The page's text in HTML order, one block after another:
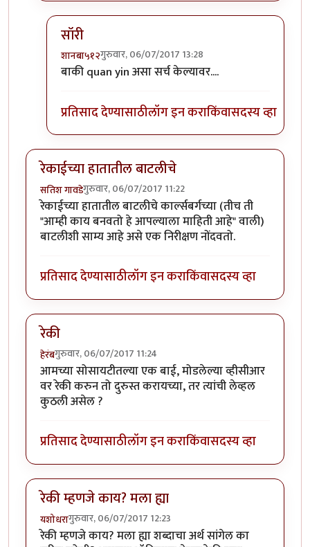
सॉरी
शानबा५१२गुरुवार, 06/07/2017 13:28
In reply toQuan Yin, the great goddess
बाकी quan yin असा सर्च केल्यावर....
प्रतिसाद देण्यासाठीलॉग इन कराकिंवासदस्य व्हा
रेकाईच्या हातातील बाटलीचे
सतिश गावडेगुरुवार, 06/07/2017 11:22
रेकाईच्या हातातील बाटलीचे कार्ल्सबर्गच्या (तीच ती
"आम्ही काय बनवतो हे आपल्याला माहिती आहे" वाली)
बाटलीशी साम्य आहे असे एक निरीक्षण नोंदवतो.
प्रतिसाद देण्यासाठीलॉग इन कराकिंवासदस्य व्हा
रेकी
हेरंबगुरुवार, 06/07/2017 11:24
आमच्या सोसायटीतल्या एक बाई, मोडलेल्या व्हीसीआर
वर रेकी करुन तो दुरुस्त करायच्या, तर त्यांची लेव्हल
कुठली असेल ?
प्रतिसाद देण्यासाठीलॉग इन कराकिंवासदस्य व्हा
रेकी म्हणजे काय? मला ह्या
यशोधरागुरुवार, 06/07/2017 12:23
रेकी म्हणजे काय? मला ह्या शब्दाचा अर्थ सांगेल का